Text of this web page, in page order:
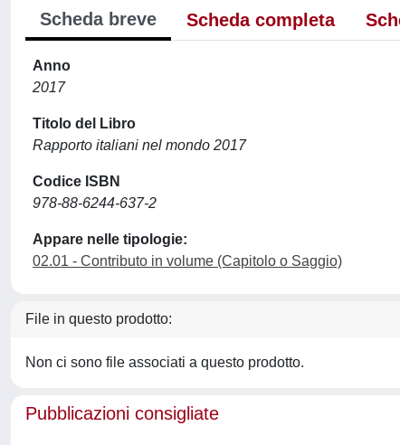
Scheda breve Scheda completa
Anno
2017
Titolo del Libro
Rapporto italiani nel mondo 2017
Codice ISBN
978-88-6244-637-2
Appare nelle tipologie:
02.01 - Contributo in volume (Capitolo o Saggio)
File in questo prodotto:
Non ci sono file associati a questo prodotto.
Pubblicazioni consigliate